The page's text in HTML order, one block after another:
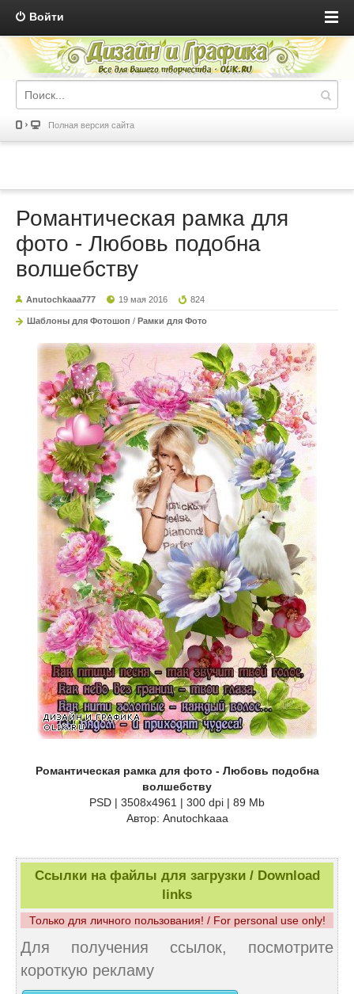
Войти
Полная версия сайта
Романтическая рамка для
фото - Любовь подобна
волшебству
Anutochkaaa777 19 мая 2016 824
Шаблоны для Фотошоп / Рамки для Фото
Романтическая рамка для фото - Любовь подобна
волшебству
PSD | 3508х4961 | 300 dpi | 89 Mb
Автор: Anutochkaaa
Ссылки на файлы для загрузки / Download
links
Только для личного пользования! / For personal use only!
Для получения ссылок, посмотрите
короткую рекламу